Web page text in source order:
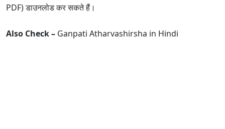
PDF) डाउनलोड कर सकते हैं।
Also Check – Ganpati Atharvashirsha in Hindi